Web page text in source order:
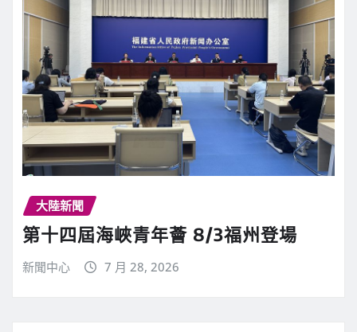
大陸新聞
第十四屆海峽青年薈 8/3福州登場
新聞中心 7 月 28, 2026